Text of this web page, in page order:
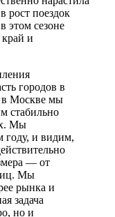
рост поездок
этом сезоне
и
городов в
в Москве мы
стабильно
Мы
году, и видим,
— от
Мы
рынка и
задача
но и